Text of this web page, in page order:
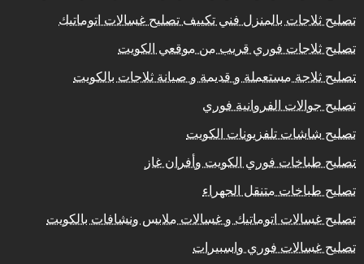
تصليح ثلاجات بالمنزل فني تكييف تصليح غسالات اتوماتيك
تصليح ثلاجات فوري قريب من موقعي الكويت
تصليح ثلاجة مستعملة و قديمة و صيانة ثلاجات بالكويت
تصليح جوالات الفروانية فوري
تصليح شاشات تلفزيونات الكويت
تصليح طباخات فوري الكويت وأفران غاز
تصليح طباخات متنقل الجهراء
تصليح غسالات اتوماتيك و غسالات ملابس ونشافات بالكويت
تصليح غسالات فوري واسبيرات